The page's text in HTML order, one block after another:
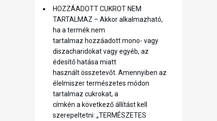
HOZZÁADOTT CUKROT NEM
TARTALMAZ – Akkor alkalmazható,
ha a termék nem
tartalmaz hozzáadott mono- vagy
diszacharidokat vagy egyéb, az
édesítő hatása miatt
használt összetevőt. Amennyiben az
élelmiszer természetes módon
tartalmaz cukrokat, a
címkén a következő állítást kell
szerepeltetni: „TERMÉSZETES